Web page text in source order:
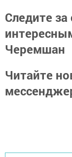
Следите
Черемшан
Читайте